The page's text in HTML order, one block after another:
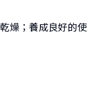
燥；養成良好的